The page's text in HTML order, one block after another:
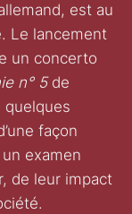
est au
Le lancement
un concerto
n° 5de
quelques
façon
examen
de leur impact